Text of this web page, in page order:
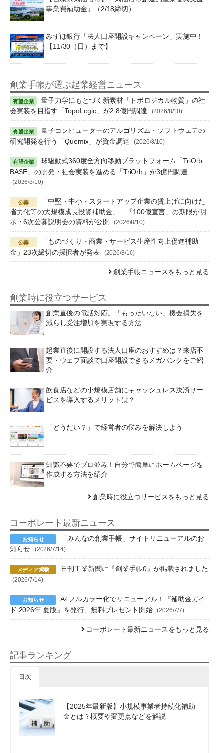
事業費補助金」（2/18締切）
みずほ銀行「法人口座開設キャンペーン」実施中！
【11/30（日）まで】
創業手帳が選ぶ起業経営ニュース
量子力学にもとづく新素材「トポロジカル物質」の社
会実装を目指す「TopoLogic」が2.8億円調達
(2026/8/10)
量子コンピューターのアルゴリズム・ソフトウェアの
研究開発を行う「Quemix」が資金調達
(2026/8/10)
球駆動式360度全方向移動プラットフォーム「TriOrb
BASE」の開発・社会実装を進める「TriOrb」が3億円調達
(2026/8/10)
「中堅・中小・スタートアップ企業の賃上げに向けた
省力化等の大規模成長投資補助金」 「100億宣言」の期限が明
示・6次公募説明会の資料が公開
(2026/8/10)
「ものづくり・商業・サービス生産性向上促進補助
金」23次締切の採択者が発表
(2026/8/10)
創業手帳ニュースをもっと見る
創業時に役立つサービス
創業直後の電話対応。「もったいない」機会損失を
減らし受注増加を実現する方法
起業直後に開設する法人口座のおすすめは？来店不
要・ウェブ面談で口座開設できるメガバンクをご紹
介
飲食店などの小規模店舗にキャッシュレス決済サー
ビスを導入するメリットは？
「どうだい？」で経営者の悩みを解決しよう
知識不要でプロ並み！自分で簡単にホームページを
作成する方法を紹介
創業時に役立つサービスをもっと見る
コーポレート最新ニュース
「みんなの創業手帳」サイトリニューアルのお
知らせ
(2026/7/14)
日刊工業新聞に『創業手帳0』が掲載されました
(2026/7/14)
A4フルカラー化でリニューアル！『補助金ガイ
ド 2026年 夏版』を発行、無料プレゼント開始
(2026/7/7)
コーポレート最新ニュースをもっと見る
記事ランキング
日次
【2025年最新版】小規模事業者持続化補助
金とは？概要や変更点などを解説